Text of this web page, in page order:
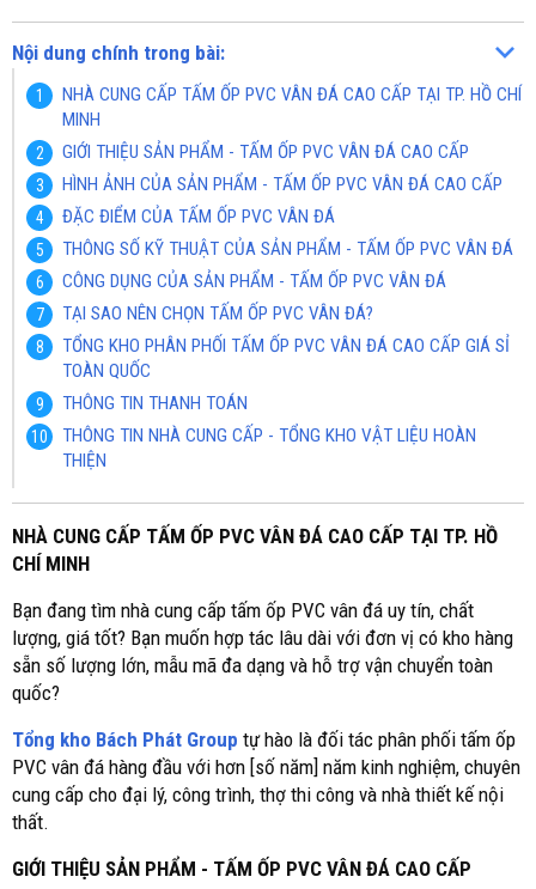
Nội dung chính trong bài:
NHÀ CUNG CẤP TẤM ỐP PVC VÂN ĐÁ CAO CẤP TẠI TP. HỒ CHÍ
MINH
GIỚI THIỆU SẢN PHẨM - TẤM ỐP PVC VÂN ĐÁ CAO CẤP
HÌNH ẢNH CỦA SẢN PHẨM - TẤM ỐP PVC VÂN ĐÁ CAO CẤP
ĐẶC ĐIỂM CỦA TẤM ỐP PVC VÂN ĐÁ
THÔNG SỐ KỸ THUẬT CỦA SẢN PHẨM - TẤM ỐP PVC VÂN ĐÁ
CÔNG DỤNG CỦA SẢN PHẨM - TẤM ỐP PVC VÂN ĐÁ
TẠI SAO NÊN CHỌN TẤM ỐP PVC VÂN ĐÁ?
TỔNG KHO PHÂN PHỐI TẤM ỐP PVC VÂN ĐÁ CAO CẤP GIÁ SỈ
TOÀN QUỐC
THÔNG TIN THANH TOÁN
THÔNG TIN NHÀ CUNG CẤP - TỔNG KHO VẬT LIỆU HOÀN
THIỆN
NHÀ CUNG CẤP TẤM ỐP PVC VÂN ĐÁ CAO CẤP TẠI TP. HỒ
CHÍ MINH
Bạn đang tìm nhà cung cấp tấm ốp PVC vân đá uy tín, chất
lượng, giá tốt? Bạn muốn hợp tác lâu dài với đơn vị có kho hàng
sẵn số lượng lớn, mẫu mã đa dạng và hỗ trợ vận chuyển toàn
quốc?
Tổng kho Bách Phát Group tự hào là đối tác phân phối tấm ốp
PVC vân đá hàng đầu với hơn [số năm] năm kinh nghiệm, chuyên
cung cấp cho đại lý, công trình, thợ thi công và nhà thiết kế nội
thất.
GIỚI THIỆU SẢN PHẨM - TẤM ỐP PVC VÂN ĐÁ CAO CẤP